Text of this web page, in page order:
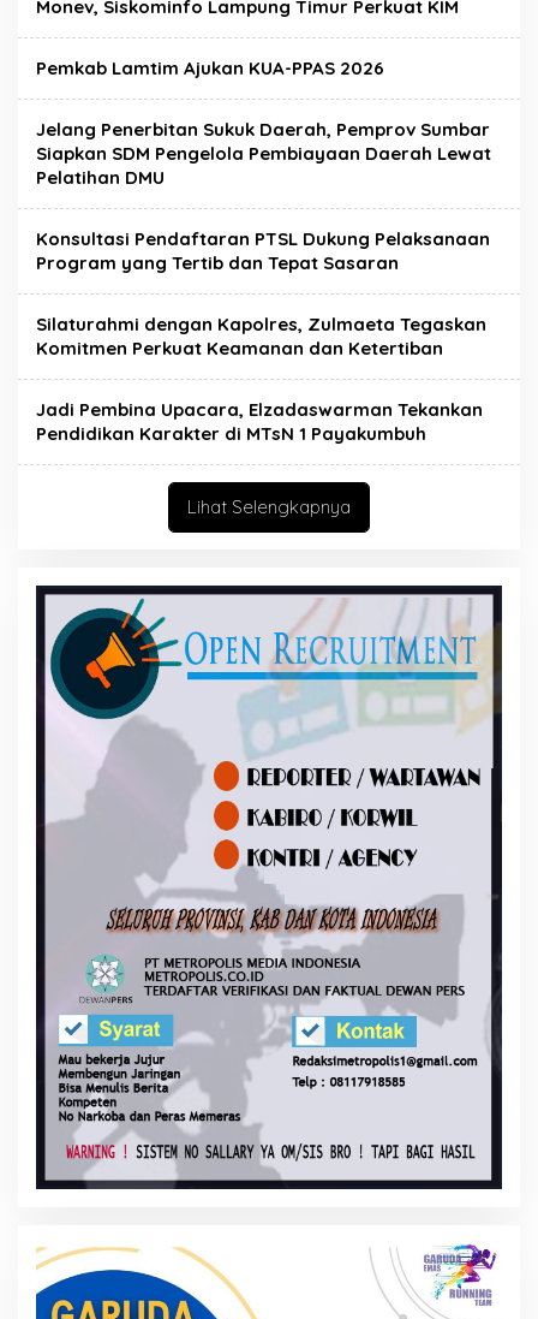
Monev, Siskominfo Lampung Timur Perkuat KIM
Pemkab Lamtim Ajukan KUA-PPAS 2026
Jelang Penerbitan Sukuk Daerah, Pemprov Sumbar
Siapkan SDM Pengelola Pembiayaan Daerah Lewat
Pelatihan DMU
Konsultasi Pendaftaran PTSL Dukung Pelaksanaan
Program yang Tertib dan Tepat Sasaran
Silaturahmi dengan Kapolres, Zulmaeta Tegaskan
Komitmen Perkuat Keamanan dan Ketertiban
Jadi Pembina Upacara, Elzadaswarman Tekankan
Pendidikan Karakter di MTsN 1 Payakumbuh
Lihat Selengkapnya